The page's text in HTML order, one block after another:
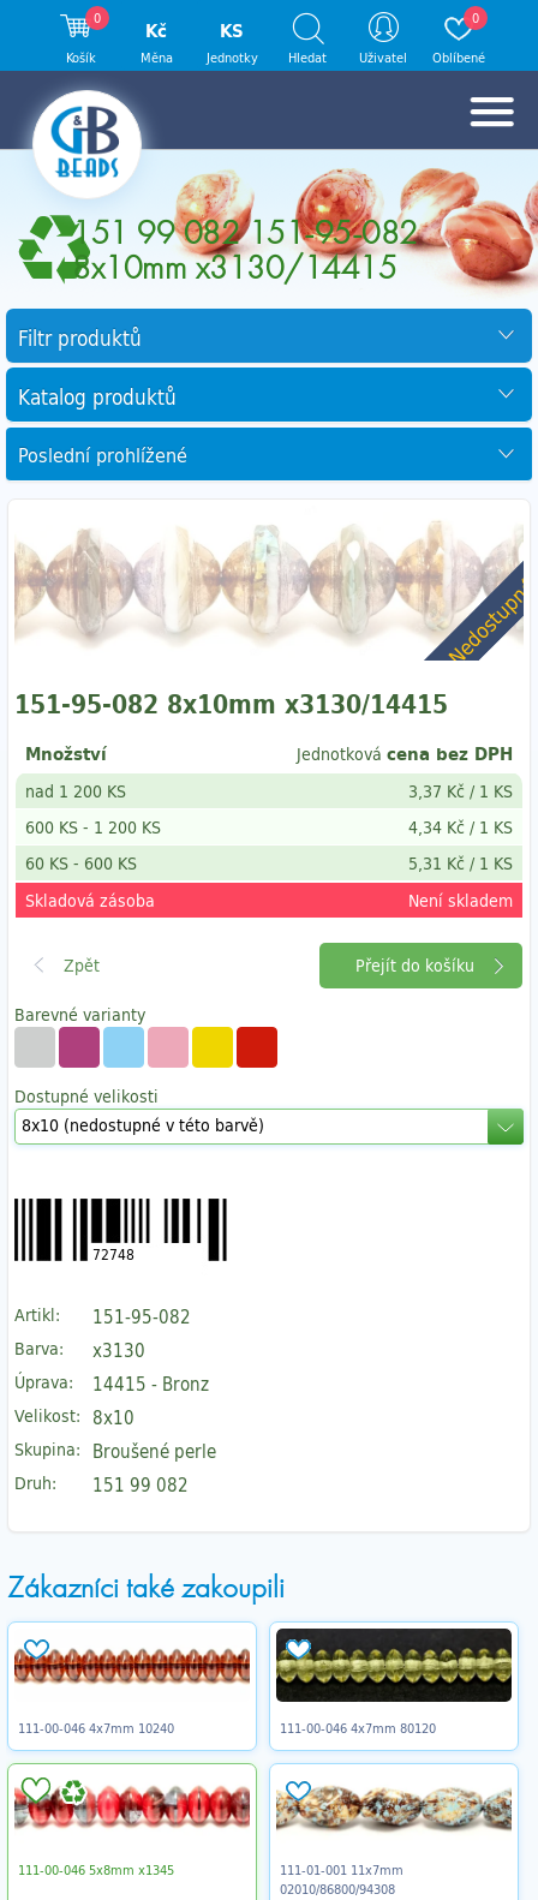
151 99 082 151-95-082
8x10mm x3130/14415
Filtr produktů
Katalog produktů
Poslední prohlížené
151-95-082 8x10mm x3130/14415
Barevné varianty
Dostupné velikosti
72748
Artikl: 151-95-082
Barva: x3130
Úprava: 14415 - Bronz
Velikost: 8x10
Skupina: Broušené perle
Druh: 151 99 082
Množství Jednotková cena bez DPH
nad 1 200 KS 3,37 Kč / 1 KS
600 KS- 1 200 KS 4,34 Kč / 1 KS
60 KS- 600 KS 5,31 Kč / 1 KS
Skladová zásoba
Není skladem
Přejít do košíku
Zákazníci také zakoupili
111-00-046 4x7mm 10240 111-00-046 4x7mm 80120
111-00-046 5x8mm x1345
111-01-001 11x7mm
02010/86800/94308
0
Košík
Kč
Měna
KS
Jednotky Hledat Uživatel
0
Oblíbené